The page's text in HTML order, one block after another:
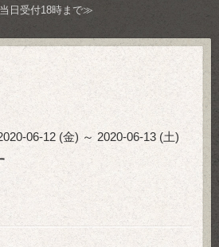
日受付18時まで≫
06-12 (金) ～ 2020-06-13 (土)